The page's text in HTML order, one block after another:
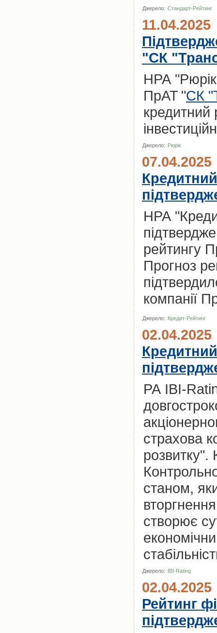
Джерело: Стандарт-Рейтинг
11.04.2025
"СК
НРА
ПрАТ "СК
кредитний
Джерело: Рюрік
07.04.2025
НРА
рейтингу
Прогноз
компанії
Джерело: Кредит-Рейтинг
02.04.2025
РА IBI-
страхова
розвитку".
станом,
створює
Джерело: IBI-Rating
02.04.2025
Рейтинг